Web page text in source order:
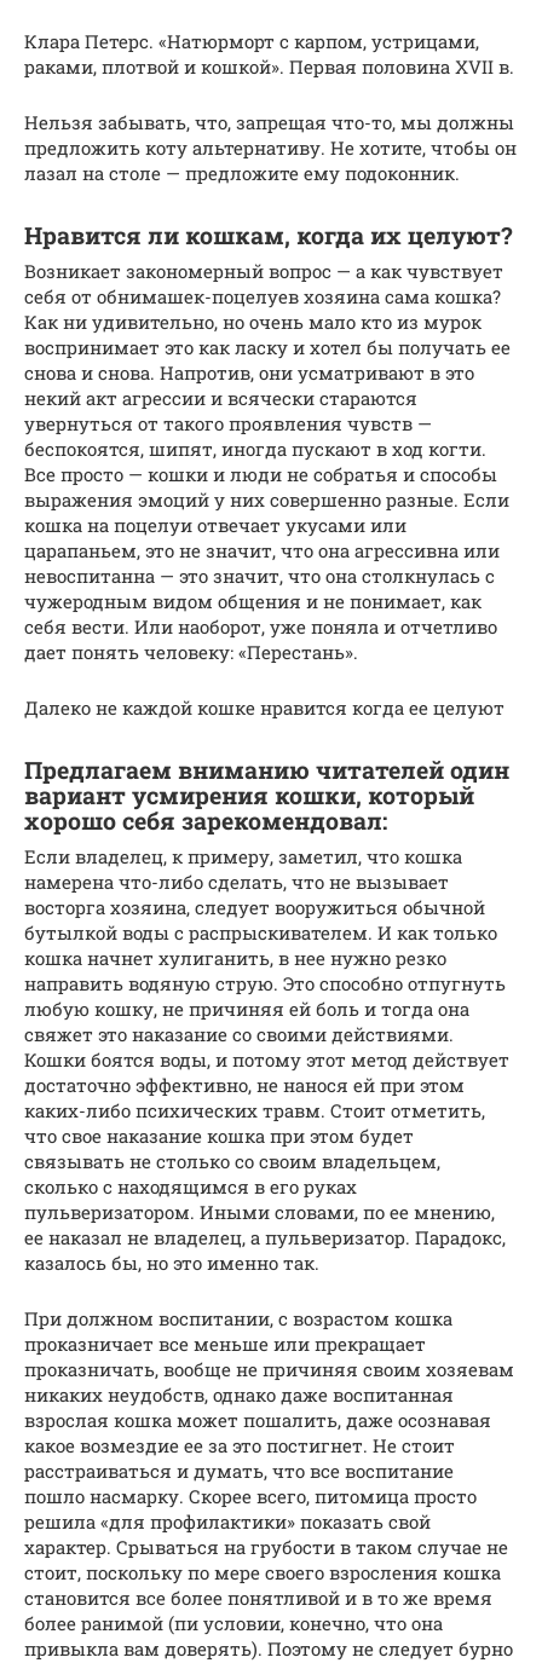
Клара Петерс. «Натюрморт с карпом, устрицами,
раками, плотвой и кошкой». Первая половина XVII в.
Нельзя забывать, что, запрещая что-то, мы должны
предложить коту альтернативу. Не хотите, чтобы он
лазал на столе — предложите ему подоконник.
Нравится ли кошкам, когда их целуют?
Возникает закономерный вопрос — а как чувствует
себя от обнимашек-поцелуев хозяина сама кошка?
Как ни удивительно, но очень мало кто из мурок
воспринимает это как ласку и хотел бы получать ее
снова и снова. Напротив, они усматривают в это
некий акт агрессии и всячески стараются
увернуться от такого проявления чувств —
беспокоятся, шипят, иногда пускают в ход когти.
Все просто — кошки и люди не собратья и способы
выражения эмоций у них совершенно разные. Если
кошка на поцелуи отвечает укусами или
царапаньем, это не значит, что она агрессивна или
невоспитанна — это значит, что она столкнулась с
чужеродным видом общения и не понимает, как
себя вести. Или наоборот, уже поняла и отчетливо
дает понять человеку: «Перестань».
Далеко не каждой кошке нравится когда ее целуют
Предлагаем вниманию читателей один
вариант усмирения кошки, который
хорошо себя зарекомендовал:
Если владелец, к примеру, заметил, что кошка
намерена что-либо сделать, что не вызывает
восторга хозяина, следует вооружиться обычной
бутылкой воды с распрыскивателем. И как только
кошка начнет хулиганить, в нее нужно резко
направить водяную струю. Это способно отпугнуть
любую кошку, не причиняя ей боль и тогда она
свяжет это наказание со своими действиями.
Кошки боятся воды, и потому этот метод действует
достаточно эффективно, не нанося ей при этом
каких-либо психических травм. Стоит отметить,
что свое наказание кошка при этом будет
связывать не столько со своим владельцем,
сколько с находящимся в его руках
пульверизатором. Иными словами, по ее мнению,
ее наказал не владелец, а пульверизатор. Парадокс,
казалось бы, но это именно так.
При должном воспитании, с возрастом кошка
проказничает все меньше или прекращает
проказничать, вообще не причиняя своим хозяевам
никаких неудобств, однако даже воспитанная
взрослая кошка может пошалить, даже осознавая
какое возмездие ее за это постигнет. Не стоит
расстраиваться и думать, что все воспитание
пошло насмарку. Скорее всего, питомица просто
решила «для профилактики» показать свой
характер. Срываться на грубости в таком случае не
стоит, поскольку по мере своего взросления кошка
становится все более понятливой и в то же время
более ранимой (пи условии, конечно, что она
привыкла вам доверять). Поэтому не следует бурно